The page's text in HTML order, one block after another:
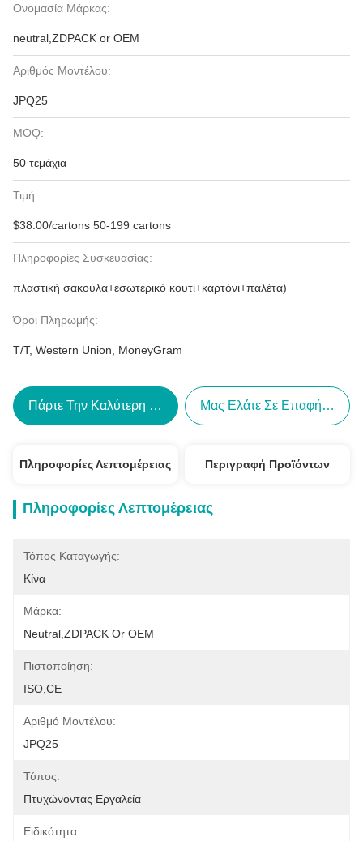
Ονομασία Μάρκας:
neutral,ZDPACK or OEM
Αριθμός Μοντέλου:
JPQ25
MOQ:
50 τεμάχια
Τιμή:
$38.00/cartons 50-199 cartons
Πληροφορίες Συσκευασίας:
πλαστική σακούλα+εσωτερικό κουτί+καρτόνι+παλέτα)
Όροι Πληρωμής:
T/T, Western Union, MoneyGram
Πάρτε Την Καλύτερη Τιμή Μας Ελάτε Σε Επαφή Με
Πληροφορίες Λεπτομέρειας Περιγραφή Προϊόντων
Πληροφορίες Λεπτομέρειας
Τόπος Καταγωγής:
Κίνα
Μάρκα:
Neutral,ZDPACK Or OEM
Πιστοποίηση:
ISO,CE
Αριθμό Μοντέλου:
JPQ25
Τύπος:
Πτυχώνοντας Εργαλεία
Ειδικότητα: